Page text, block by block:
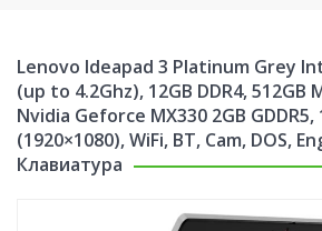
Lenovo Ideapad 3 Platinum Grey
(up to 4.2Ghz), 12GB DDR4, 512GB
Nvidia Geforce MX330 2GB GDDR5,
(1920×1080), WiFi, BT, Cam, DOS,
Клавиатура